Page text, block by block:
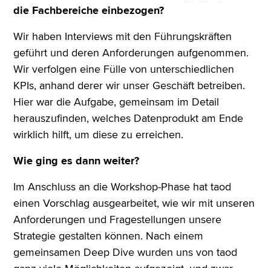
die Fachbereiche einbezogen?
Wir haben Interviews mit den Führungskräften
geführt und deren Anforderungen aufgenommen.
Wir verfolgen eine Fülle von unterschiedlichen
KPIs, anhand derer wir unser Geschäft betreiben.
Hier war die Aufgabe, gemeinsam im Detail
herauszufinden, welches Datenprodukt am Ende
wirklich hilft, um diese zu erreichen.
Wie ging es dann weiter?
Im Anschluss an die Workshop-Phase hat taod
einen Vorschlag ausgearbeitet, wie wir mit unseren
Anforderungen und Fragestellungen unsere
Strategie gestalten können. Nach einem
gemeinsamen Deep Dive wurden uns von taod